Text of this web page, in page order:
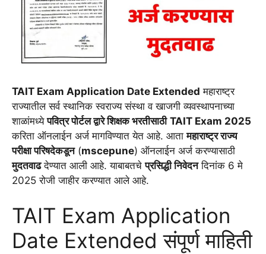
TAIT Exam Application Date Extended महाराष्ट्र
राज्यातील सर्व स्थानिक स्वराज्य संस्था व खाजगी व्यवस्थापनाच्या
शाळांमध्येपवित्र पोर्टल द्वारे शिक्षक भरतीसाठी TAIT Exam 2025
करिता ऑनलाईन अर्ज मागविण्यात येत आहे. आतामहाराष्ट्र राज्य
परीक्षा परिषदेकडून(mscepune) ऑनलाईन अर्ज करण्यासाठी
मुदतवाढदेण्यात आली आहे. याबाबतचेप्रसिद्धी निवेदनदिनांक 6 मे
2025 रोजी जाहीर करण्यात आले आहे.
TAIT Exam Application
Date Extended संपूर्ण माहिती